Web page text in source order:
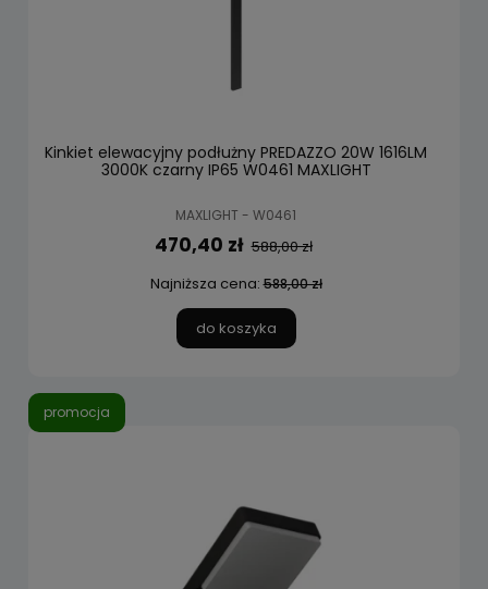
Kinkiet elewacyjny podłużny PREDAZZO 20W 1616LM
3000K czarny IP65 W0461 MAXLIGHT
MAXLIGHT - W0461
470,40 zł 588,00 zł
Najniższa cena:588,00 zł
do koszyka
promocja